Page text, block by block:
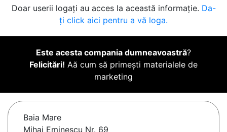
Doar userii logați au acces la această informație. Da-
ți click aici pentru a vă loga.
Este acesta compania dumneavoastră?
Felicitări! Aă cum să primești materialele de
marketing
Baia Mare
Mihai Eminescu Nr. 69